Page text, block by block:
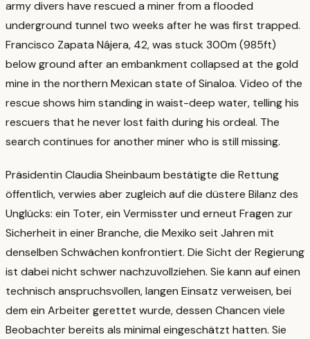
army divers have rescued a miner from a flooded
underground tunnel two weeks after he was first trapped.
Francisco Zapata Nájera, 42, was stuck 300m (985ft)
below ground after an embankment collapsed at the gold
mine in the northern Mexican state of Sinaloa. Video of the
rescue shows him standing in waist-deep water, telling his
rescuers that he never lost faith during his ordeal. The
search continues for another miner who is still missing.
Präsidentin Claudia Sheinbaum bestätigte die Rettung
öffentlich, verwies aber zugleich auf die düstere Bilanz des
Unglücks: ein Toter, ein Vermisster und erneut Fragen zur
Sicherheit in einer Branche, die Mexiko seit Jahren mit
denselben Schwächen konfrontiert. Die Sicht der Regierung
ist dabei nicht schwer nachzuvollziehen. Sie kann auf einen
technisch anspruchsvollen, langen Einsatz verweisen, bei
dem ein Arbeiter gerettet wurde, dessen Chancen viele
Beobachter bereits als minimal eingeschätzt hatten. Sie